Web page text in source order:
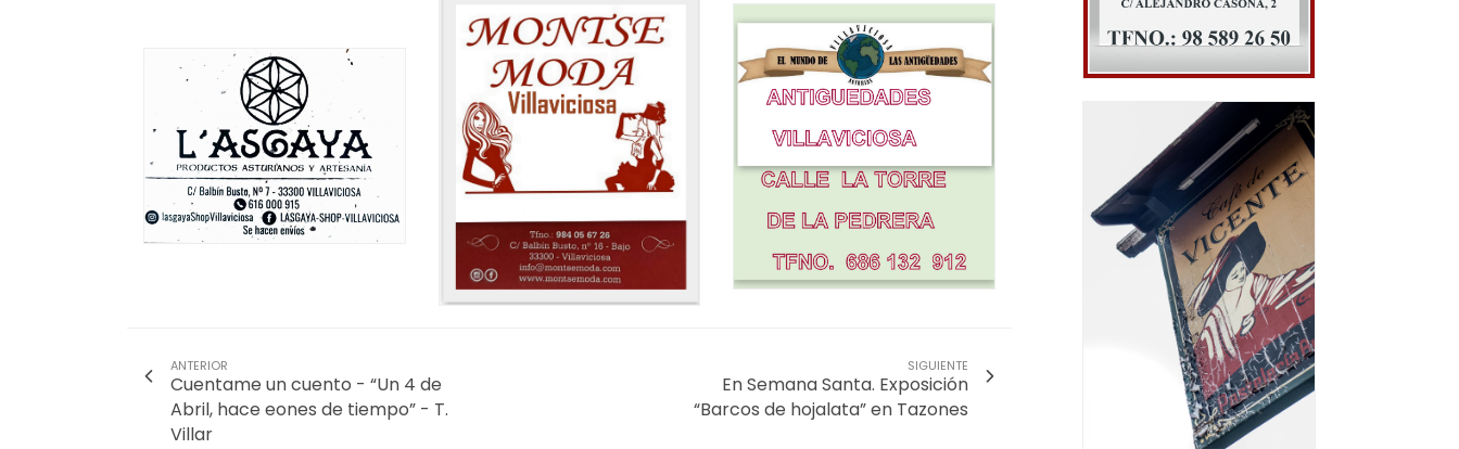
ANTERIOR
Cuentame un cuento - “Un 4 de
Abril, hace eones de tiempo” - T.
Villar
SIGUIENTE
En Semana Santa. Exposición
“Barcos de hojalata” en Tazones